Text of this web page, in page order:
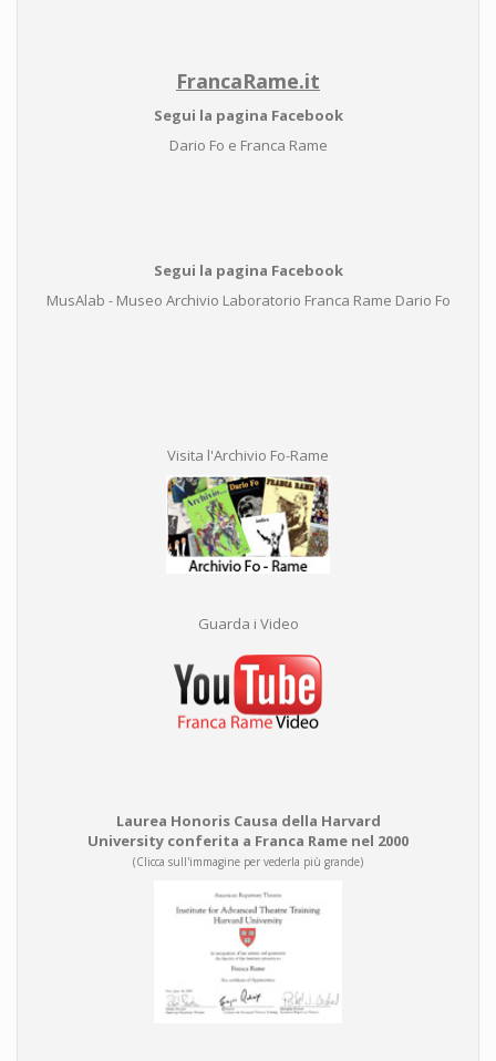
FrancaRame.it
Segui la pagina Facebook
Dario Fo e Franca Rame
Segui la pagina Facebook
MusAlab - Museo Archivio Laboratorio Franca Rame Dario Fo
Visita l'Archivio Fo-Rame
Guarda i Video
Laurea Honoris Causa della Harvard
University conferita a Franca Rame nel 2000
(Clicca sull'immagine per vederla più grande)